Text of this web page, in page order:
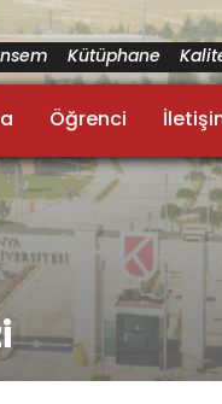
Kütüphane
Öğrenci